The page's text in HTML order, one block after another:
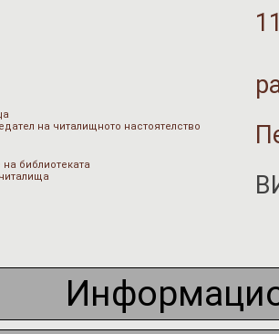
на читалищното настоятелство
библиотеката